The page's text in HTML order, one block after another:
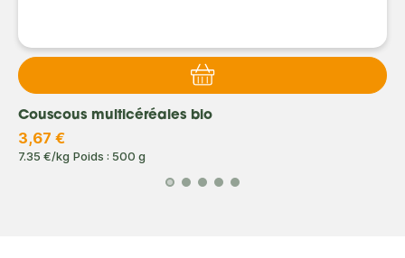
Couscous multicéréales bio
3,67 €
7.35 €/kg Poids : 500 g